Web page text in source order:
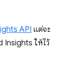
API แต่จะ
Insights ให้ไว้